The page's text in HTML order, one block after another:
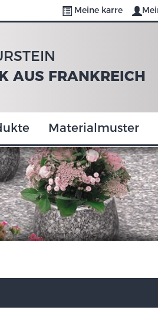
Meine karre
AUS FRANKREICH
Materialmuster